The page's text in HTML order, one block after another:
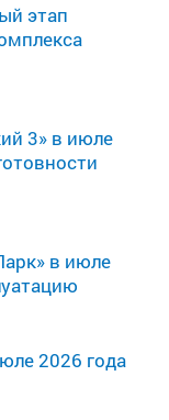
этап
3» в июле
в июле
2026 года